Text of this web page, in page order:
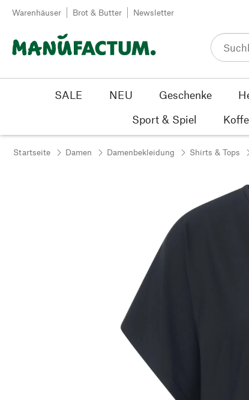
Zum Inhalt springen
Warenhäuser Brot & Butter Newsletter
SALE NEU Geschenke
Sport & Spiel
Startseite Damen Damenbekleidung Shirts & Tops